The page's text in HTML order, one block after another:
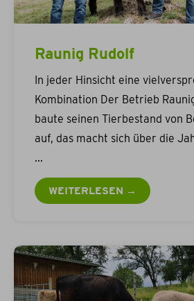
Raunig Rudolf
In jeder Hinsicht eine
Kombination Der Betrieb
baute seinen Tierbestand von
auf, das macht sich über die
WEITERLESEN →